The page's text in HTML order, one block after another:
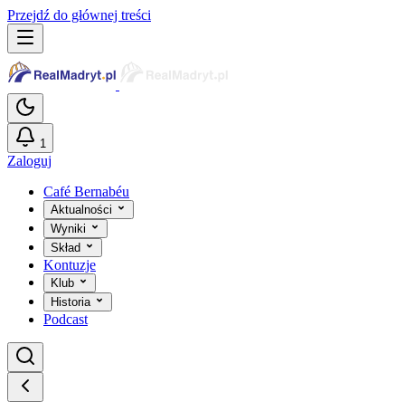
Przejdź do głównej treści
1
Zaloguj
Café Bernabéu
Aktualności
Wyniki
Skład
Kontuzje
Klub
Historia
Podcast